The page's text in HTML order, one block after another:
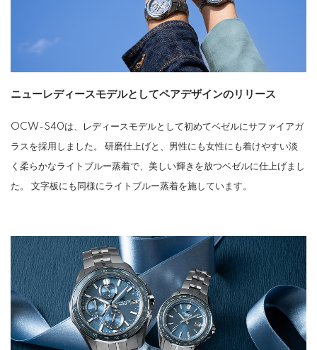
ニューレディースモデルとしてペアデザインのリリース
OCW-S40は、レディースモデルとして初めてベゼルにサファイアガ
ラスを採用しました。 研磨仕上げと、男性にも女性にも着けやすい淡
く柔らかなライトブルー蒸着で、美しい輝きを放つベゼルに仕上げまし
た。 文字板にも同様にライトブルー蒸着を施しています。